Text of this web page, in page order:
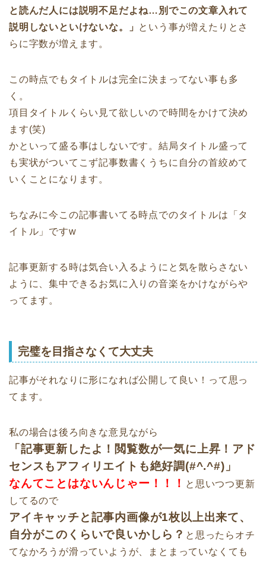
と読んだ人には説明不足だよね…別でこの文章入れて
説明しないといけないな。」 という事が増えたりとさ
らに字数が増えます。
この時点でもタイトルは完全に決まってない事も多
く。
項目タイトルくらい見て欲しいので時間をかけて決め
ます(笑)
かといって盛る事はしないです。結局タイトル盛って
も実状がついてこず記事数書くうちに自分の首絞めて
いくことになります。
ちなみに今この記事書いてる時点でのタイトルは「タ
イトル」ですw
記事更新する時は気合い入るようにと気を散らさない
ように、集中できるお気に入りの音楽をかけながらや
ってます。
完璧を目指さなくて大丈夫
記事がそれなりに形になれば公開して良い！って思っ
てます。
私の場合は後ろ向きな意見ながら
「記事更新したよ！閲覧数が一気に上昇！アド
センスもアフィリエイトも絶好調(#^.^#)」
なんてことはないんじゃー！！！ と思いつつ更新
してるので
アイキャッチと記事内画像が1枚以上出来て、
自分がこのくらいで良いかしら？ と思ったらオチ
てなかろうが滑っていようが、まとまっていなくても